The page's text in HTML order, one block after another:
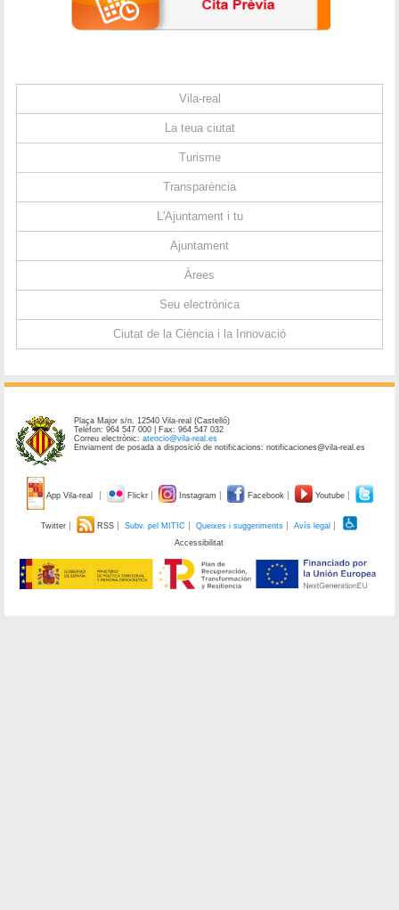
Vila-real
La teua ciutat
Turisme
Transparència
L'Ajuntament i tu
Ajuntament
Àrees
Seu electrònica
Ciutat de la Ciència i la Innovació
Plaça Major s/n. 12540 Vila-real (Castelló)
Telèfon: 964 547 000 | Fax: 964 547 032
Correu electrònic:atencio@vila-real.es
Enviament de posada a disposició de notificacions: notificaciones@vila-real.es
App Vila-real Flickr Instagram Facebook Youtube
Twitter RSS Subv. pel MITIC Queixes i suggeriments
Avís legal
Accessibilitat